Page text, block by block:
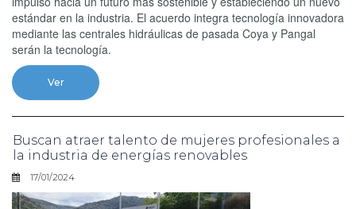
estándar en la industria. El acuerdo integra tecnología innovadora
mediante las centrales hidráulicas de pasada Coya y Pangal
serán la tecnología.
Ver
Buscan atraer talento de mujeres profesionales a
la industria de energías renovables
17/01/2024